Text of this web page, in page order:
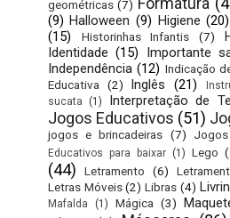
geométricas (7)
(9) Halloween (9) Higiene (20)
(15)
Historinhas Infantis (7)
Identidade (15) Importante
Independência (12) Indicação
Educativa
(2) Inglês (21)
sucata
(1) Interpretação de
Jogos Educativos (51)
jogos e brincadeiras (7)
Educativos para baixar (1) Lego
(44)
Letramento (6)
Letras Móveis (2) Libras (4)
Mafalda (1) Mágica (3)